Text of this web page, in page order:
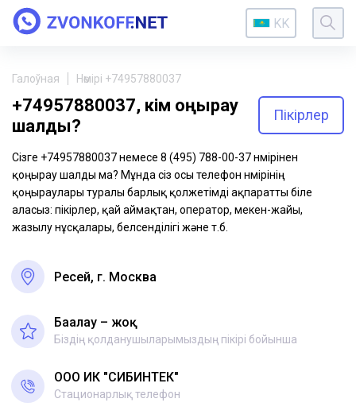
KK
Галоўная Нөмірі +74957880037
+74957880037, кім қоңырау
шалды?
Пікірлер
Сізге +74957880037 немесе 8 (495) 788-00-37 нөмірінен
қоңырау шалды ма? Мұнда сіз осы телефон нөмірінің
қоңыраулары туралы барлық қолжетімді ақпаратты біле
аласыз: пікірлер, қай аймақтан, оператор, мекен-жайы,
жазылу нұсқалары, белсенділігі және т.б.
Ресей, г. Москва
Бағалау – жоқ
Біздің қолданушыларымыздың пікірі бойынша
ООО ИК "СИБИНТЕК"
Стационарлық телефон